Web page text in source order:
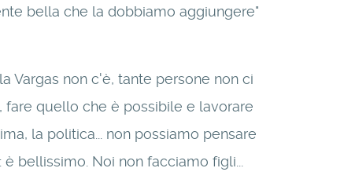
bella che la dobbiamo aggiungere"
Vargas non c'è, tante persone non ci
fare quello che è possibile e lavorare
la politica... non possiamo pensare
bellissimo. Noi non facciamo figli...